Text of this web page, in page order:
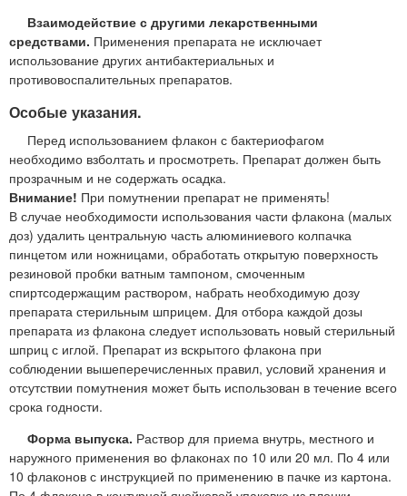
Взаимодействие с другими лекарственными
средствами. Применения препарата не исключает
использование других антибактериальных и
противовоспалительных препаратов.
Особые указания.
Перед использованием флакон с бактериофагом
необходимо взболтать и просмотреть. Препарат должен быть
прозрачным и не содержать осадка.
Внимание! При помутнении препарат не применять!
В случае необходимости использования части флакона (малых
доз) удалить центральную часть алюминиевого колпачка
пинцетом или ножницами, обработать открытую поверхность
резиновой пробки ватным тампоном, смоченным
спиртсодержащим раствором, набрать необходимую дозу
препарата стерильным шприцем. Для отбора каждой дозы
препарата из флакона следует использовать новый стерильный
шприц с иглой. Препарат из вскрытого флакона при
соблюдении вышеперечисленных правил, условий хранения и
отсутствии помутнения может быть использован в течение всего
срока годности.
Форма выпуска. Раствор для приема внутрь, местного и
наружного применения во флаконах по 10 или 20 мл. По 4 или
10 флаконов с инструкцией по применению в пачке из картона.